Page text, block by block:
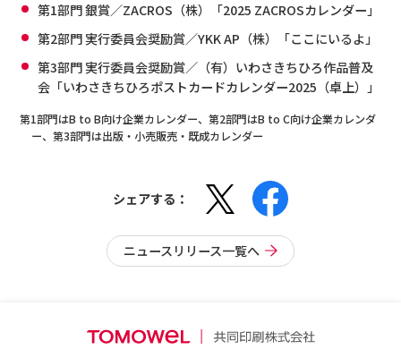
第1部門 銀賞／ZACROS（株）「2025 ZACROSカレンダー」
第2部門 実行委員会奨励賞／YKK AP（株）「ここにいるよ」
第3部門 実行委員会奨励賞／（有）いわさきちひろ作品普及
会「いわさきちひろポストカードカレンダー2025（卓上）」
第1部門はB to B向け企業カレンダー、第2部門はB to C向け企業カレンダ
ー、第3部門は出版・小売販売・既成カレンダー
シェアする：
ニュースリリース一覧へ